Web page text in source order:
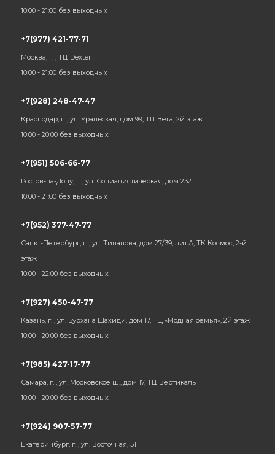
10:00 - 21:00 без выходных
+7(977) 421-77-71
Москва, г. , ТЦ Dexter
10:00 - 21:00 без выходных
+7(928) 248-47-47
Краснодар, г. , ул. Уральская, дом 99, ТЦ Вега, 2й этаж
10:00 - 20:00 без выходных
+7(951) 506-66-77
Ростов-на-Дону, г. , ул. Социалистическая, дом 232
10:00 - 21:00 без выходных
+7(952) 377-47-77
Санкт-Петербург, г. , ул. Типанова, дом 27/39, лит.А, ТК Космос, 2-й
этаж
10:00 - 22:00 без выходных
+7(927) 450-47-77
Казань, г. , ул. Бурхана Шахиди, дом 17, ТЦ «Модная семья», 2й этаж
10:00 - 20:00 без выходных
+7(985) 427-17-77
Самара, г. , ул. Московское ш., дом 17, ТЦ Вертикаль
10:00 - 20:00 без выходных
+7(924) 907-57-77
Екатеринбург, г. , ул. Восточная, 51